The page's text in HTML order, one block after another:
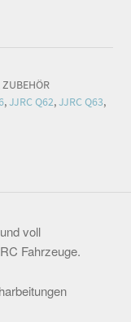
ZUBEHÖR
,JJRC Q62,JJRC Q63,
voll
Fahrzeuge.